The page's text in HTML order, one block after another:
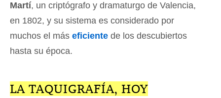
Martí, un criptógrafo y dramaturgo de Valencia,
en 1802, y su sistema es considerado por
muchos el más eficiente de los descubiertos
hasta su época.
LA TAQUIGRAFÍA, HOY